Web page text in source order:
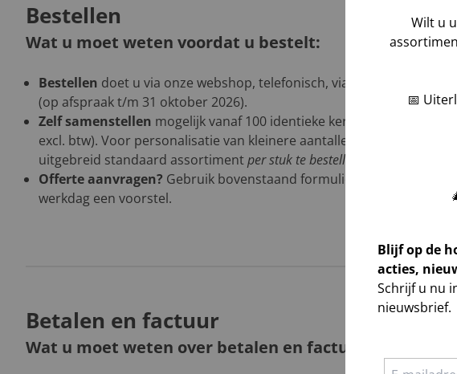
Bestellen
Wat u moet weten voordat u bestelt:
Bestellen doet u via onze webshop, telefonisch, via een offerte of in
(op afspraak t/m 31 oktober 2026).
Zelf samenstellen mogelijk vanaf 100 identieke kerstpakketten (min.
excl. btw). Voor personalisatie van kleinere aantallen hebben wij een
uitgebreid standaard assortimentper stuk te bestellen kerstpakketten
Offerte aanvragen? Gebruik bovenstaand formulier en ontvang
werkdag een voorstel.
Betalen en factuur
Wat u moet weten over betalen en facturen:
Wilt u
📅
Blijf op de
acties,
Schrijf u nu
nieuwsbrief.